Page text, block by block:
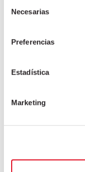
Necesarias
Preferencias
Estadística
Marketing
Secteur industriel